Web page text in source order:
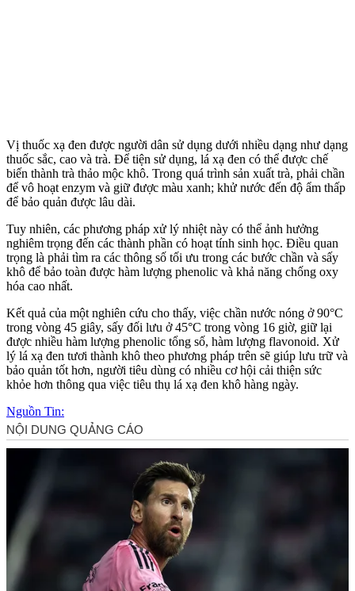
Vị thuốc xạ đen được người dân sử dụng dưới nhiều dạng như dạng
thuốc sắc, cao và trà. Để tiện sử dụng, lá xạ đen có thể được chế
biến thành trà thảo mộc khô. Trong quá trình sản xuất trà, phải chần
để vô hoạt enzym và giữ được màu xanh; khử nước đến độ ẩm thấp
để bảo quản được lâu dài.
Tuy nhiên, các phương pháp xử lý nhiệt này có thể ảnh hưởng
nghiêm trọng đến các thành phần có hoạt tính sinh học. Điều quan
trọng là phải tìm ra các thông số tối ưu trong các bước chần và sấy
khô để bảo toàn được hàm lượng phenolic và khả năng chống oxy
hóa cao nhất.
Kết quả của một nghiên cứu cho thấy, việc chần nước nóng ở 90°C
trong vòng 45 giây, sấy đối lưu ở 45°C trong vòng 16 giờ, giữ lại
được nhiều hàm lượng phenolic tổng số, hàm lượng flavonoid. Xử
lý lá xạ đen tươi thành khô theo phương pháp trên sẽ giúp lưu trữ và
bảo quản tốt hơn, người tiêu dùng có nhiều cơ hội cải thiện sức
khỏe hơn thông qua việc tiêu thụ lá xạ đen khô hàng ngày.
Nguồn Tin: